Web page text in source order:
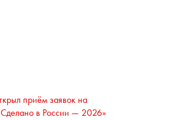
приём заявок на
в России — 2026»